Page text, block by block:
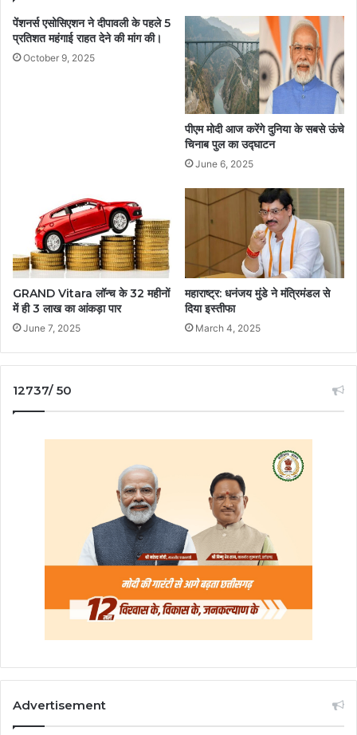
पेंशनर्स एसोसिएशन ने दीपावली के पहले 5
प्रतिशत महंगाई राहत देने की मांग की।
October 9, 2025
पीएम मोदी आज करेंगे दुनिया के सबसे ऊंचे
चिनाब पुल का उद्घाटन
June 6, 2025
GRAND Vitara लॉन्च के 32 महीनों
में ही 3 लाख का आंकड़ा पार
June 7, 2025
महाराष्ट्र: धनंजय मुंडे ने मंत्रिमंडल से
दिया इस्तीफा
March 4, 2025
12737/ 50
Advertisement